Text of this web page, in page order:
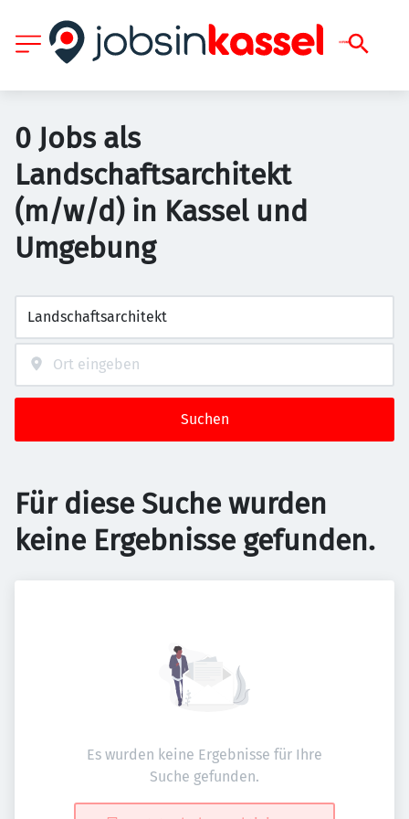
0 Jobs als
Landschaftsarchitekt
(m/w/d) in Kassel und
Umgebung
Suchen
Für diese Suche wurden
keine Ergebnisse gefunden.
Es wurden keine Ergebnisse für Ihre
Suche gefunden.